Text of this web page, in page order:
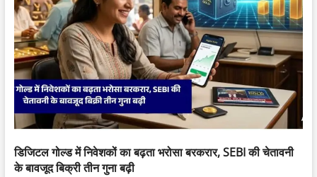
डिजिटल गोल्ड में निवेशकों का बढ़ता भरोसा बरकरार, SEBI की चेतावनी
के बावजूद बिक्री तीन गुना बढ़ी